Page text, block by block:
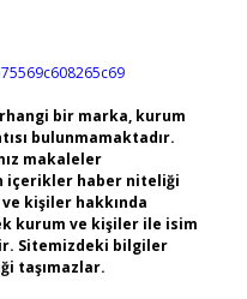
bir marka, kurum
bulunmamaktadır.
makaleler
içerikler haber niteliği
kişiler hakkında
kurum ve kişiler ile isim
Sitemizdeki bilgiler
taşımazlar.